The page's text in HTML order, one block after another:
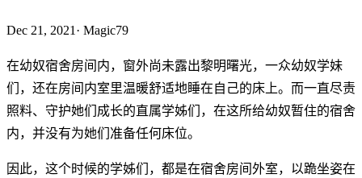
Dec 21, 2021 · Magic79
在幼奴宿舍房间内，窗外尚未露出黎明曙光，一众幼奴学妹
们，还在房间内室里温暖舒适地睡在自己的床上。而一直尽责
照料、守护她们成长的直属学姊们，在这所给幼奴暂住的宿舍
内，并没有为她们准备任何床位。
因此，这个时候的学姊们，都是在宿舍房间外室，以跪坐姿在